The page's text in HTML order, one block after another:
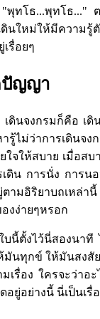
ทโธ...พุทโธ..."
นใหม่ให้มีความรู้
รื่อยๆ
ปัญญา
ดินจงกรมก็คือ เ
ไม่ว่าการเดินจ
จให้สบาย เมื่อส
ดิน การนั่ง การน
ตามอิริยาบถเหล่
งง่ายๆหรอก
บนี้ตั้งไว้นี่สองนา
มันทุกข์ ให้มันสง
รื่อง ใครจะว่าอ
ยู่อย่างนี้ นี่เป็นเรื่